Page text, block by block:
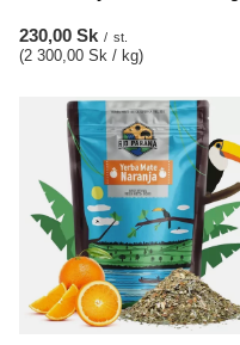
230,00 Sk / st.
(2 300,00 Sk / kg)